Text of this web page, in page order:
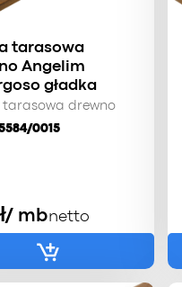
tarasowa
Angelim
gładka
tarasowa drewno
0015
/ mbnetto